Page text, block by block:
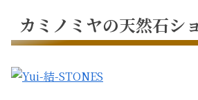
カミノミヤの天然石シ